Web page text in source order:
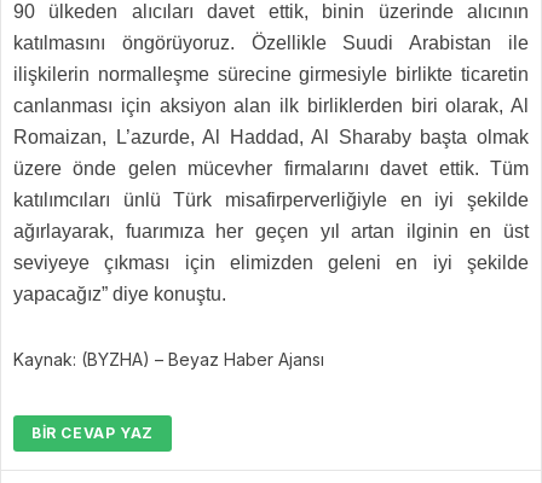
90 ülkeden alıcıları davet ettik, binin üzerinde alıcının
katılmasını öngörüyoruz. Özellikle Suudi Arabistan ile
ilişkilerin normalleşme sürecine girmesiyle birlikte ticaretin
canlanması için aksiyon alan ilk birliklerden biri olarak, Al
Romaizan, L’azurde, Al Haddad, Al Sharaby başta olmak
üzere önde gelen mücevher firmalarını davet ettik. Tüm
katılımcıları ünlü Türk misafirperverliğiyle en iyi şekilde
ağırlayarak, fuarımıza her geçen yıl artan ilginin en üst
seviyeye çıkması için elimizden geleni en iyi şekilde
yapacağız” diye konuştu.
Kaynak: (BYZHA) – Beyaz Haber Ajansı
BIR CEVAP YAZ